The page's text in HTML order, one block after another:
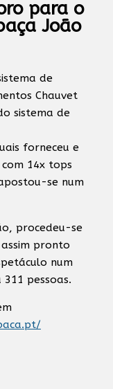
para o
João
de
Chauvet
sistema de
forneceu e
14x tops
se num
procedeu-se
pronto
num
pessoas.